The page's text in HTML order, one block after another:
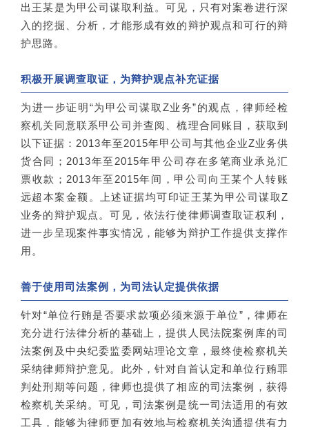
出王某是为甲公司谋取利益。可见，只有对案卷进行深
入的挖掘、分析，才能形成有效的辩护观点和可行的辩
护思路。
积极开展调查取证，为辩护观点补充证据
为进一步证明“为甲公司谋取Z业务”的观点，律师经检
察机关同意联系甲公司并查阅、梳理合同账目，获取到
以下证据：2013年至2015年甲公司与其他企业Z业务供
货合同；2013年至2015年甲公司存在多笔商业承兑汇
票收款；2013年至2015年间，甲公司向王某个人转账
远超本案金额。上述证据均可印证王某为甲公司谋取Z
业务的辩护观点。可见，依法行使律师调查取证权利，
进一步呈现案件事实情况，能够为辩护工作提供支撑作
用。
善于使用司法案例，为司法认定提供依据
针对“单位行贿是否要求款项必须来源于单位”，律师在
充分进行法律分析的基础上，提供人民法院案例库的司
法案例及中央纪委监委网站理论文章，最终使检察机关
采纳律师辩护意见。此外，针对自首认定和单位行贿罪
判处刑期等问题，律师也提供了相应的司法案例，获得
检察机关采纳。可见，司法案例是统一司法适用的有效
工具，能够为律师更加有效地与检察机关沟通提供有力